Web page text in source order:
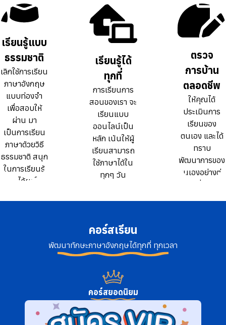
เนียงเป๊ะ
เนียงเป๊ะ
คล่องขึ้นกว่า
การเรียน
ธรรมดา 10
เท่า
คล่องขึ้นกว่า
การเรียน
ธรรมดา 10
เท่า
ที่
ที่
เรียนรู้แบบ
ธรรมชาติ
เลิกใช้การเรียน
ภาษาอังกฤษ
แบบท่องจำ
เพื่อสอบให้
ผ่าน มา
เป็นการเรียน
ภาษาด้วยวิธี
ธรรมชาติ สนุก
ในการเรียนรู้
และได้ผลใน
เรียนรู้แบบ
ธรรมชาติ
เลิกใช้การเรียน
ภาษาอังกฤษ
แบบท่องจำ
เพื่อสอบให้
ผ่าน มา
เป็นการเรียน
ภาษาด้วยวิธี
ธรรมชาติ สนุก
ในการเรียนรู้
และได้ผลใน
เรียนรู้ได้
ทุกที่
การเรียนการ
สอนของเรา จะ
เรียนแบบ
ออนไลน์เป็น
หลัก เน้นให้ผู้
เรียนสามารถ
ใช้ภาษาได้ใน
ทุกๆ วัน
เรียนรู้ได้
ทุกที่
การเรียนการ
สอนของเรา จะ
เรียนแบบ
ออนไลน์เป็น
หลัก เน้นให้ผู้
เรียนสามารถ
ใช้ภาษาได้ใน
ทุกๆ วัน
ตรวจ
การบ้าน
ตลอดชีพ
ให้คุณได้
ประเมินการ
เรียนของ
ตนเอง และได้
ทราบ
พัฒนาการของ
ตนเองอย่างต่อ
เนื่อง
ตรวจ
การบ้าน
ตลอดชีพ
ให้คุณได้
ประเมินการ
เรียนของ
ตนเอง และได้
ทราบ
พัฒนาการของ
ตนเองอย่างต่อ
เนื่อง
คอร์สเรียน
พัฒนาทักษะภาษาอังกฤษได้ทุกที่ ทุกเวลา
คอร์สยอดนิยม